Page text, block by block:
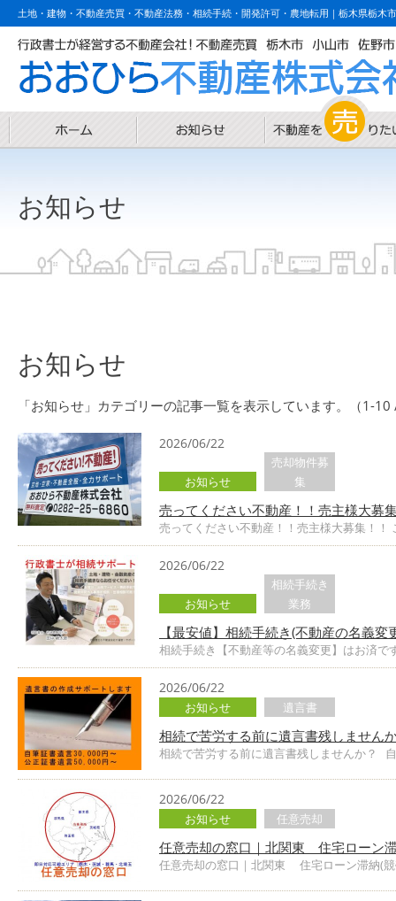
土地・建物・不動産売買・不動産法務・相続手続・開発許可・農地転用｜栃木県栃木
お知らせ
お知らせ
「お知らせ」カテゴリーの記事一覧を表示しています。（1-
2026/06/22
お知らせ
売却物件募
集
売ってください不動産！！売主様大募
売ってください不動産！！売主様大募集！
2026/06/22
お知らせ
相続手続き
業務
【最安値】相続手続き(不動産の名義
相続手続き【不動産等の名義変更】はお済
2026/06/22
お知らせ 遺言書
相続で苦労する前に遺言書残しません
相続で苦労する前に遺言書残しませんか？
2026/06/22
お知らせ 任意売却
任意売却の窓口｜北関東 住宅ローン
任意売却の窓口｜北関東 住宅ローン滞納(